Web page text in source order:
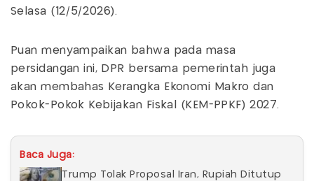
Selasa (12/5/2026).
Puan menyampaikan bahwa pada masa
persidangan ini, DPR bersama pemerintah juga
akan membahas Kerangka Ekonomi Makro dan
Pokok-Pokok Kebijakan Fiskal (KEM-PPKF) 2027.
Baca Juga:
Trump Tolak Proposal Iran, Rupiah Ditutup